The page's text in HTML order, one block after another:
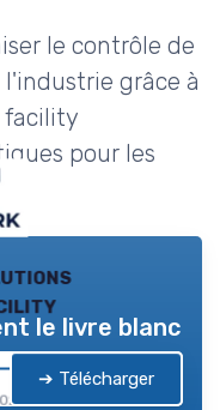
le contrôle de
grâce à
facility
pour les
le livre blanc
➔ Télécharger